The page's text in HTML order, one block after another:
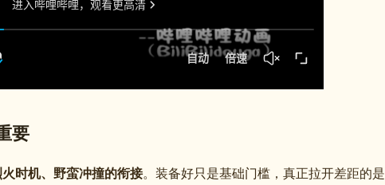
要
时机、野蛮冲撞的衔接。装备好只是基础门槛，真正拉开差距的是